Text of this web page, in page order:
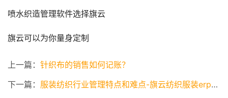
喷水织造管理软件选择旗云
旗云可以为你量身定制
上一篇： 针织布的销售如何记账？
下一篇： 服装纺织行业管理特点和难点-旗云纺织服装erp解决之道